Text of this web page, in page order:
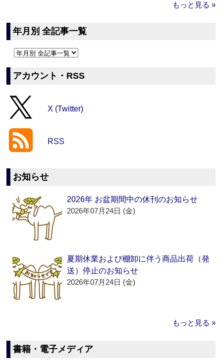
もっと見る »
年月別 全記事一覧
アカウント・RSS
X (Twitter)
RSS
お知らせ
2026年 お盆期間中の休刊のお知らせ
2026年07月24日 (金)
夏期休業および棚卸に伴う商品出荷（発
送）停止のお知らせ
2026年07月24日 (金)
もっと見る »
書籍・電子メディア